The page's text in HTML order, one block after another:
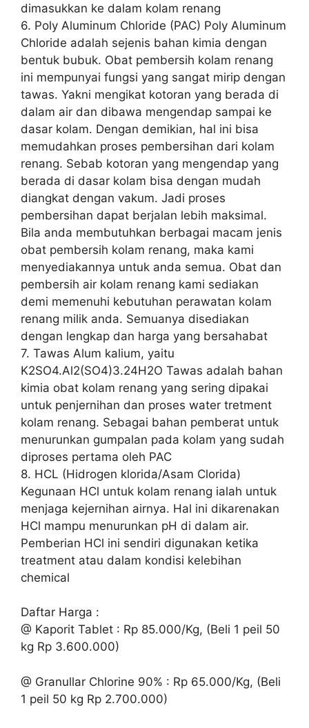
dimasukkan ke dalam kolam renang
6. Poly Aluminum Chloride (PAC) Poly Aluminum
Chloride adalah sejenis bahan kimia dengan
bentuk bubuk. Obat pembersih kolam renang
ini mempunyai fungsi yang sangat mirip dengan
tawas. Yakni mengikat kotoran yang berada di
dalam air dan dibawa mengendap sampai ke
dasar kolam. Dengan demikian, hal ini bisa
memudahkan proses pembersihan dari kolam
renang. Sebab kotoran yang mengendap yang
berada di dasar kolam bisa dengan mudah
diangkat dengan vakum. Jadi proses
pembersihan dapat berjalan lebih maksimal.
Bila anda membutuhkan berbagai macam jenis
obat pembersih kolam renang, maka kami
menyediakannya untuk anda semua. Obat dan
pembersih air kolam renang kami sediakan
demi memenuhi kebutuhan perawatan kolam
renang milik anda. Semuanya disediakan
dengan lengkap dan harga yang bersahabat
7. Tawas Alum kalium, yaitu
K2SO4.Al2(SO4)3.24H2O Tawas adalah bahan
kimia obat kolam renang yang sering dipakai
untuk penjernihan dan proses water tretment
kolam renang. Sebagai bahan pemberat untuk
menurunkan gumpalan pada kolam yang sudah
diproses pertama oleh PAC
8. HCL (Hidrogen klorida/Asam Clorida)
Kegunaan HCl untuk kolam renang ialah untuk
menjaga kejernihan airnya. Hal ini dikarenakan
HCl mampu menurunkan pH di dalam air.
Pemberian HCl ini sendiri digunakan ketika
treatment atau dalam kondisi kelebihan
chemical
Daftar Harga :
@ Kaporit Tablet : Rp 85.000/Kg, (Beli 1 peil 50
kg Rp 3.600.000)
@ Granullar Chlorine 90% : Rp 65.000/Kg, (Beli
1 peil 50 kg Rp 2.700.000)